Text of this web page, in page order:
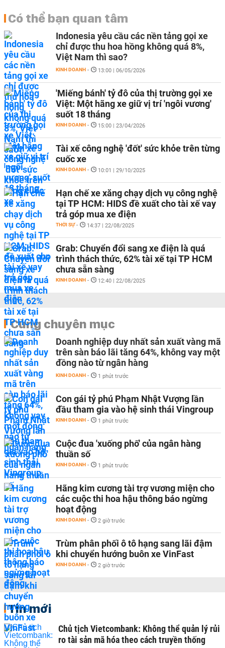
Có thể bạn quan tâm
Indonesia yêu cầu các nền tảng gọi xe
chỉ được thu hoa hồng không quá 8%,
Việt Nam thì sao?
KINH DOANH - 13:00 | 06/05/2026
'Miếng bánh' tỷ đô của thị trường gọi xe
Việt: Một hãng xe giữ vị trí 'ngôi vương'
suốt 18 tháng
KINH DOANH - 15:00 | 23/04/2026
Tài xế công nghệ 'đốt' sức khỏe trên từng
cuốc xe
KINH DOANH - 10:01 | 29/10/2025
Hạn chế xe xăng chạy dịch vụ công nghệ
tại TP HCM: HIDS đề xuất cho tài xế vay
trả góp mua xe điện
THỜI SỰ - 14:37 | 22/08/2025
Grab: Chuyển đổi sang xe điện là quá
trình thách thức, 62% tài xế tại TP HCM
chưa sẵn sàng
KINH DOANH - 12:40 | 22/08/2025
Cùng chuyên mục
Doanh nghiệp duy nhất sản xuất vàng mã
trên sàn báo lãi tăng 64%, không vay một
đồng nào từ ngân hàng
KINH DOANH - 1 phút trước
Con gái tỷ phú Phạm Nhật Vượng lần
đầu tham gia vào hệ sinh thái Vingroup
KINH DOANH - 1 phút trước
Cuộc đua 'xuống phố' của ngân hàng
thuần số
KINH DOANH - 1 phút trước
Hãng kim cương tài trợ vương miện cho
các cuộc thi hoa hậu thông báo ngừng
hoạt động
KINH DOANH - 2 giờ trước
Trùm phân phối ô tô hạng sang lãi đậm
khi chuyển hướng buôn xe VinFast
KINH DOANH - 2 giờ trước
Tin mới
Chủ tịch Vietcombank: Không thể quản lý rủi
ro tài sản mã hóa theo cách truyền thống